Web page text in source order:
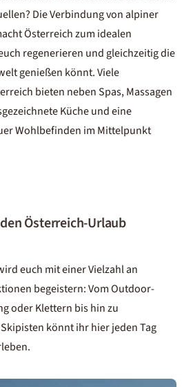
Die Verbindung von alpiner
Österreich zum idealen
regenerieren und gleichzeitig die
genießen könnt. Viele
bieten neben Spas, Massagen
Küche und eine
Wohlbefinden im Mittelpunkt
Österreich-Urlaub
euch mit einer Vielzahl an
begeistern: Vom Outdoor-
oder Klettern bis hin zu
könnt ihr hier jeden Tag